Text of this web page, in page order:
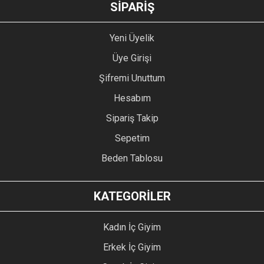
SİPARİŞ
Yeni Üyelik
Üye Girişi
Şifremi Unuttum
Hesabım
Sipariş Takip
Sepetim
Beden Tablosu
KATEGORİLER
Kadın İç Giyim
Erkek İç Giyim